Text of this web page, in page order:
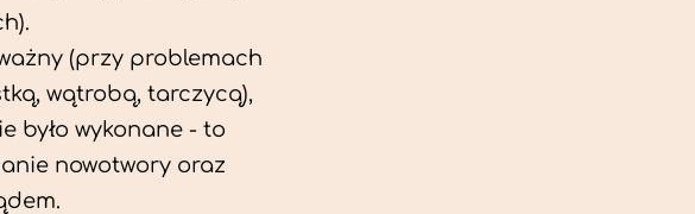
(przy problemach
wątrobą, tarczycą),
było wykonane - to
nowotwory oraz